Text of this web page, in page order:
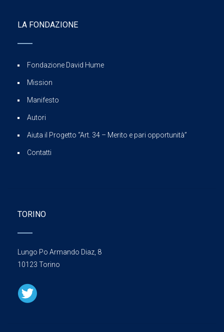
LA FONDAZIONE
Fondazione David Hume
Mission
Manifesto
Autori
Aiuta il Progetto “Art. 34 – Merito e pari opportunità”
Contatti
TORINO
Lungo Po Armando Diaz, 8
10123 Torino